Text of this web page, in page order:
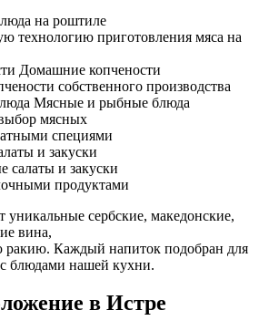
на роштиле
технологию приготовления мяса на
Домашние копчености
собственного производства
Мясные и рыбные блюда
мясных
специями
и закуски
салаты и закуски
продуктами
уникальные сербские, мaкедонские,
вина,
ракию. Каждый напиток подобран для
с блюдами нашей кухни.
в Истре